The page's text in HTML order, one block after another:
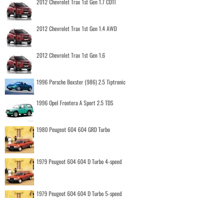
2012 Chevrolet Trax 1st Gen 1.7 CDTI
2012 Chevrolet Trax 1st Gen 1.4 AWD
2012 Chevrolet Trax 1st Gen 1.6
1996 Porsche Boxster (986) 2.5 Tiptronic
1996 Opel Frontera A Sport 2.5 TDS
1980 Peugeot 604 604 GRD Turbo
1979 Peugeot 604 604 D Turbo 4-speed
1979 Peugeot 604 604 D Turbo 5-speed